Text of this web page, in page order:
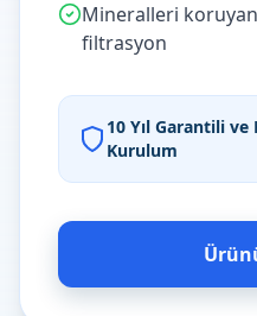
Mineralleri koruyan
filtrasyon
10 Yıl Garantili
Kurulum